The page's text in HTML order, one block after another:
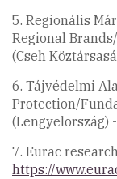
5. Regionális
Regional
(Cseh
6. Tájvédelmi
Protection/
(Lengyelország)
7. Eurac
https://